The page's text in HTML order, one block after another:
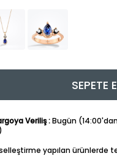
SEPETE
Veriliş :Bugün
yapılan ürünlerde